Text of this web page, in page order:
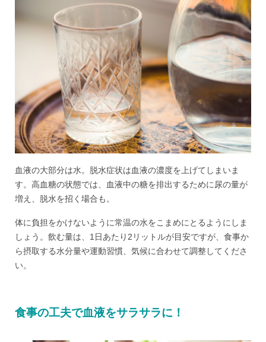
血液の大部分は水。脱水症状は血液の濃度を上げてしまいま
す。高血糖の状態では、血液中の糖を排出するために尿の量が
増え、脱水を招く場合も。
体に負担をかけないように常温の水をこまめにとるようにしま
しょう。飲む量は、1日あたり2リットルが目安ですが、食事か
ら摂取する水分量や運動習慣、気候に合わせて調整してくださ
い。
食事の工夫で血液をサラサラに！